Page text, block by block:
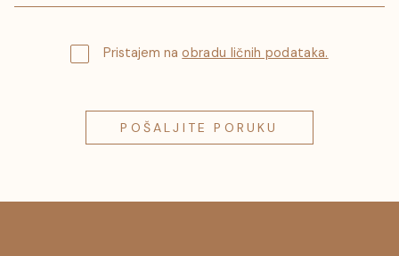
Pristajem naobradu ličnih podataka.